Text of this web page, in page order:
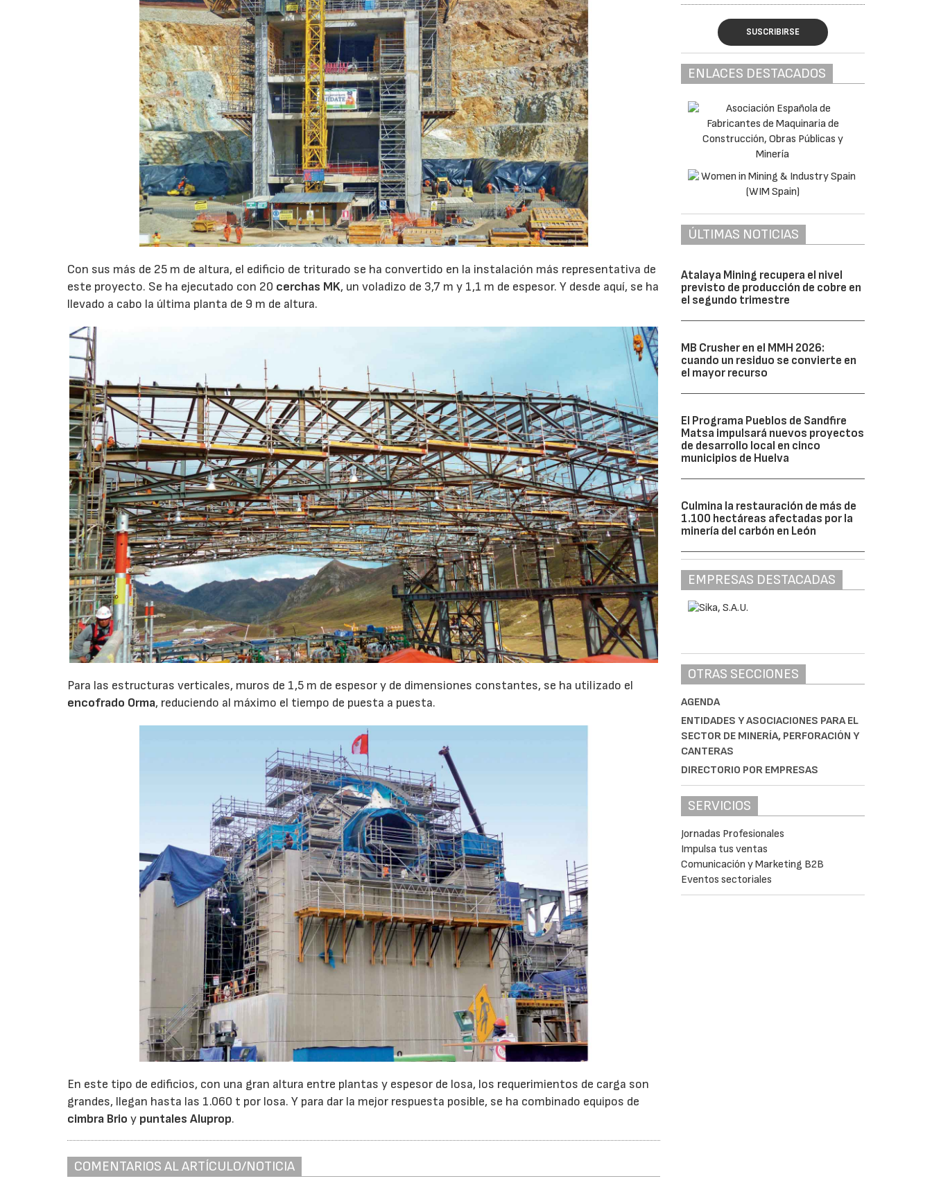
Con sus más de 25 m de altura, el edificio de triturado se ha convertido en la instalación más representativa de
este proyecto. Se ha ejecutado con 20 cerchas MK, un voladizo de 3,7 m y 1,1 m de espesor. Y desde aquí, se ha
llevado a cabo la última planta de 9 m de altura.
Para las estructuras verticales, muros de 1,5 m de espesor y de dimensiones constantes, se ha utilizado el
encofrado Orma, reduciendo al máximo el tiempo de puesta a puesta.
En este tipo de edificios, con una gran altura entre plantas y espesor de losa, los requerimientos de carga son
grandes, llegan hasta las 1.060 t por losa. Y para dar la mejor respuesta posible, se ha combinado equipos de
cimbra Brio y puntales Aluprop.
COMENTARIOS AL ARTÍCULO/NOTICIA
SUSCRIBIRSE
ENLACES DESTACADOS
ÚLTIMAS NOTICIAS
Atalaya Mining recupera el nivel
previsto de producción de cobre en
el segundo trimestre
MB Crusher en el MMH 2026:
cuando un residuo se convierte en
el mayor recurso
El Programa Pueblos de Sandfire
Matsa impulsará nuevos proyectos
de desarrollo local en cinco
municipios de Huelva
Culmina la restauración de más de
1.100 hectáreas afectadas por la
minería del carbón en León
EMPRESAS DESTACADAS
OTRAS SECCIONES
AGENDA
ENTIDADES Y ASOCIACIONES PARA EL
SECTOR DE MINERÍA, PERFORACIÓN Y
CANTERAS
DIRECTORIO POR EMPRESAS
SERVICIOS
Jornadas Profesionales
Impulsa tus ventas
Comunicación y Marketing B2B
Eventos sectoriales